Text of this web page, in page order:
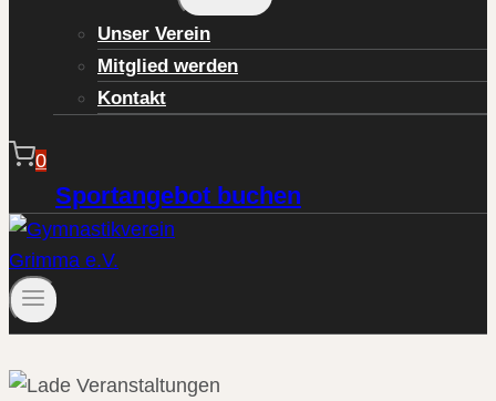
Unser Verein
Mitglied werden
Kontakt
0
Sportangebot buchen